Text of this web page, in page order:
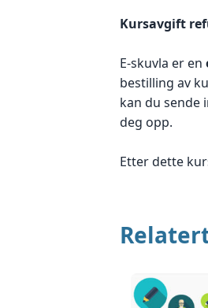
Kursavgift
E-skuvla er en
bestilling av
kan du sende
deg opp.
Etter dette